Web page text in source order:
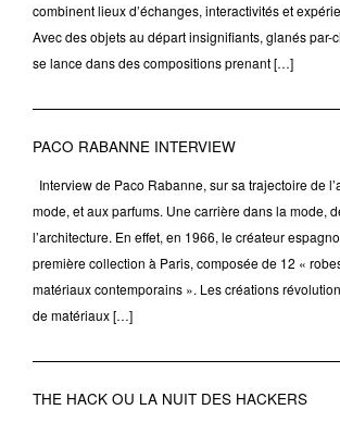
combinent lieux d’échanges, interactivités et
Avec des objets au départ insignifiants, glanés par-
se lance dans des compositions prenant […]
PACO RABANNE INTERVIEW
Interview de Paco Rabanne, sur sa trajectoire de
mode, et aux parfums. Une carrière dans la mode,
l’architecture. En effet, en 1966, le créateur
première collection à Paris, composée de 12 «
matériaux contemporains ». Les créations
de matériaux […]
THE HACK OU LA NUIT DES HACKERS